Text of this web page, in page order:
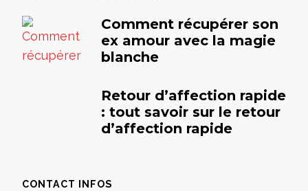
Comment récupérer son
ex amour avec la magie
blanche
Retour d’affection rapide
: tout savoir sur le retour
d’affection rapide
CONTACT INFOS